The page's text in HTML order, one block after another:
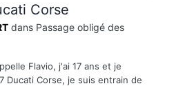
Corse
dans Passage obligé des
Flavio, j'ai 17 ans et je
Ducati Corse, je suis entrain de